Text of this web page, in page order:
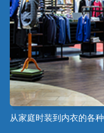
从家庭时装到内衣的各